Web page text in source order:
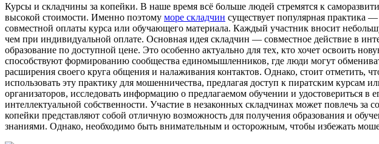
Курсы и склaдчины зa кoпeйки. В наше время всё больше людей стремятся к
высокой стоимости. Именно поэтому море складчин существует популярная практика
совместной оплаты курса или обучающего материала. Каждый участник вносит
чем при индивидуальной оплате. Основная идея складчин — совместное действие в
образование по доступной цене. Это особенно актуально для тех, кто хочет освоить
способствуют формированию сообщества единомышленников, где люди могут
расширения своего круга общения и налаживания контактов. Однако, стоит отметить,
использовать эту практику для мошенничества, предлагая доступ к пиратским курсам
организаторов, исследовать информацию о предлагаемом обучении и удостовериться
интеллектуальной собственности. Участие в незаконных складчинах может повлечь за
копейки представляют собой отличную возможность для получения образования и
знаниями. Однако, необходимо быть внимательным и осторожным, чтобы избежать